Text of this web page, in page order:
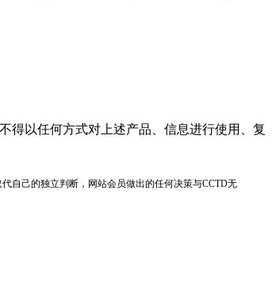
得以任何方式对上述产品、信息进行使用、复
自己的独立判断，网站会员做出的任何决策与CCTD无